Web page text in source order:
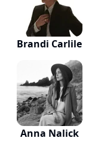
Brandi Carlile
Anna Nalick